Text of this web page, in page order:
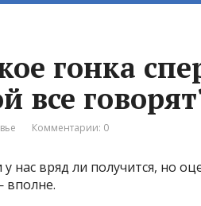
гонка
все
Комментарии: 0
у нас вряд ли получится, но
вполне.